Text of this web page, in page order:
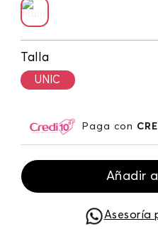
Talla
UNIC
Paga con
Añadir
Asesoría